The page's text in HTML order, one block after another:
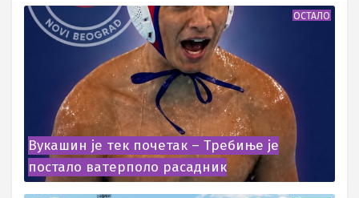
ОСТАЛО
Вукашин је тек почетак – Требиње је
постало ватерполо расадник